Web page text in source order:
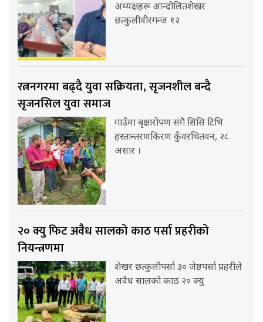
अध्यक्षहरू आन्दोलितशेखर
छत्कुलीवीरगन्ज १२
रत्ननगरमा बढ्दै युवा सक्रियता, सृजनशील बन्दै
सृजनसिल युवा समाज
गाउँमा बृक्षारोपण संगै सिसि टिभि
हस्तान्तरणकिरण कुँवरचितवन, २८
असार ।
२० क्यु फिट अवैध सालको काठ पर्सा प्रहरीको
नियन्त्रणमा
शेखर छत्कुलीपर्सा ३० जेष्ठपर्सा प्रहरीले
अवैध सालको काठ २० क्यु